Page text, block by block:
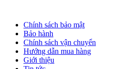
Chính sách bảo mật
Bảo hành
Chính sách vận chuyển
Hướng dẫn mua hàng
Giới thiệu